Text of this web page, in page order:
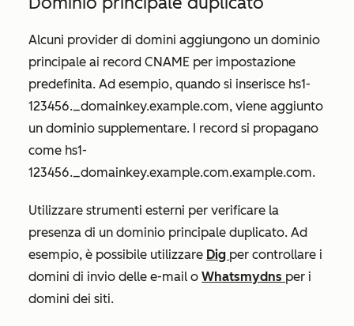
Alcuni provider di domini aggiungono un dominio
principale ai record CNAME per impostazione
predefinita. Ad esempio, quando si inserisce hs1-
123456._domainkey.example.com, viene aggiunto
un dominio supplementare. I record si propagano
come hs1-
123456._domainkey.example.com.example.com.
Utilizzare strumenti esterni per verificare la
presenza di un dominio principale duplicato. Ad
esempio, è possibile utilizzare Dig per controllare i
domini di invio delle e-mail o Whatsmydns per i
domini dei siti.